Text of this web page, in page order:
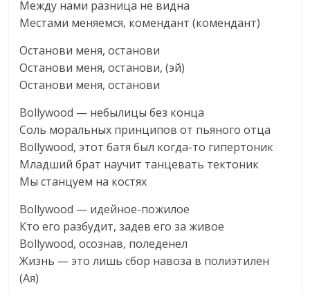
Между нами разница не видна
Местами меняемся, комендант (комендант)
Останови меня, останови
Останови меня, останови, (эй)
Останови меня, останови
Bollywood — небылицы без конца
Соль моральных принципов от пьяного отца
Bollywood, этот батя был когда-то гипертоник
Младший брат научит танцевать тектоник
Мы станцуем на костях
Bollywood — идейное-пожилое
Кто его разбудит, задев его за живое
Bollywood, осознав, поледенел
Жизнь — это лишь сбор навоза в полиэтилен
(Ая)